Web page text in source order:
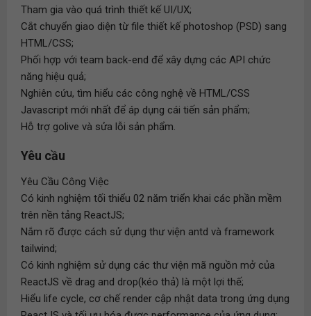
Tham gia vào quá trình thiết kế UI/UX;
Cắt chuyển giao diện từ file thiết kế photoshop (PSD) sang
HTML/CSS;
Phối hợp với team back-end để xây dựng các API chức
năng hiệu quả;
Nghiên cứu, tìm hiểu các công nghệ về HTML/CSS
Javascript mới nhất để áp dụng cái tiến sản phẩm;
Hỗ trợ golive và sửa lỗi sản phẩm.
Yêu cầu
Yêu Cầu Công Việc
Có kinh nghiệm tối thiểu 02 năm triển khai các phần mềm
trên nền tảng ReactJS;
Nắm rõ được cách sử dụng thư viện antd và framework
tailwind;
Có kinh nghiệm sử dụng các thư viện mã nguồn mở của
ReactJS về drag and drop(kéo thả) là một lợi thế;
Hiểu life cycle, cơ chế render cập nhật data trong ứng dụng